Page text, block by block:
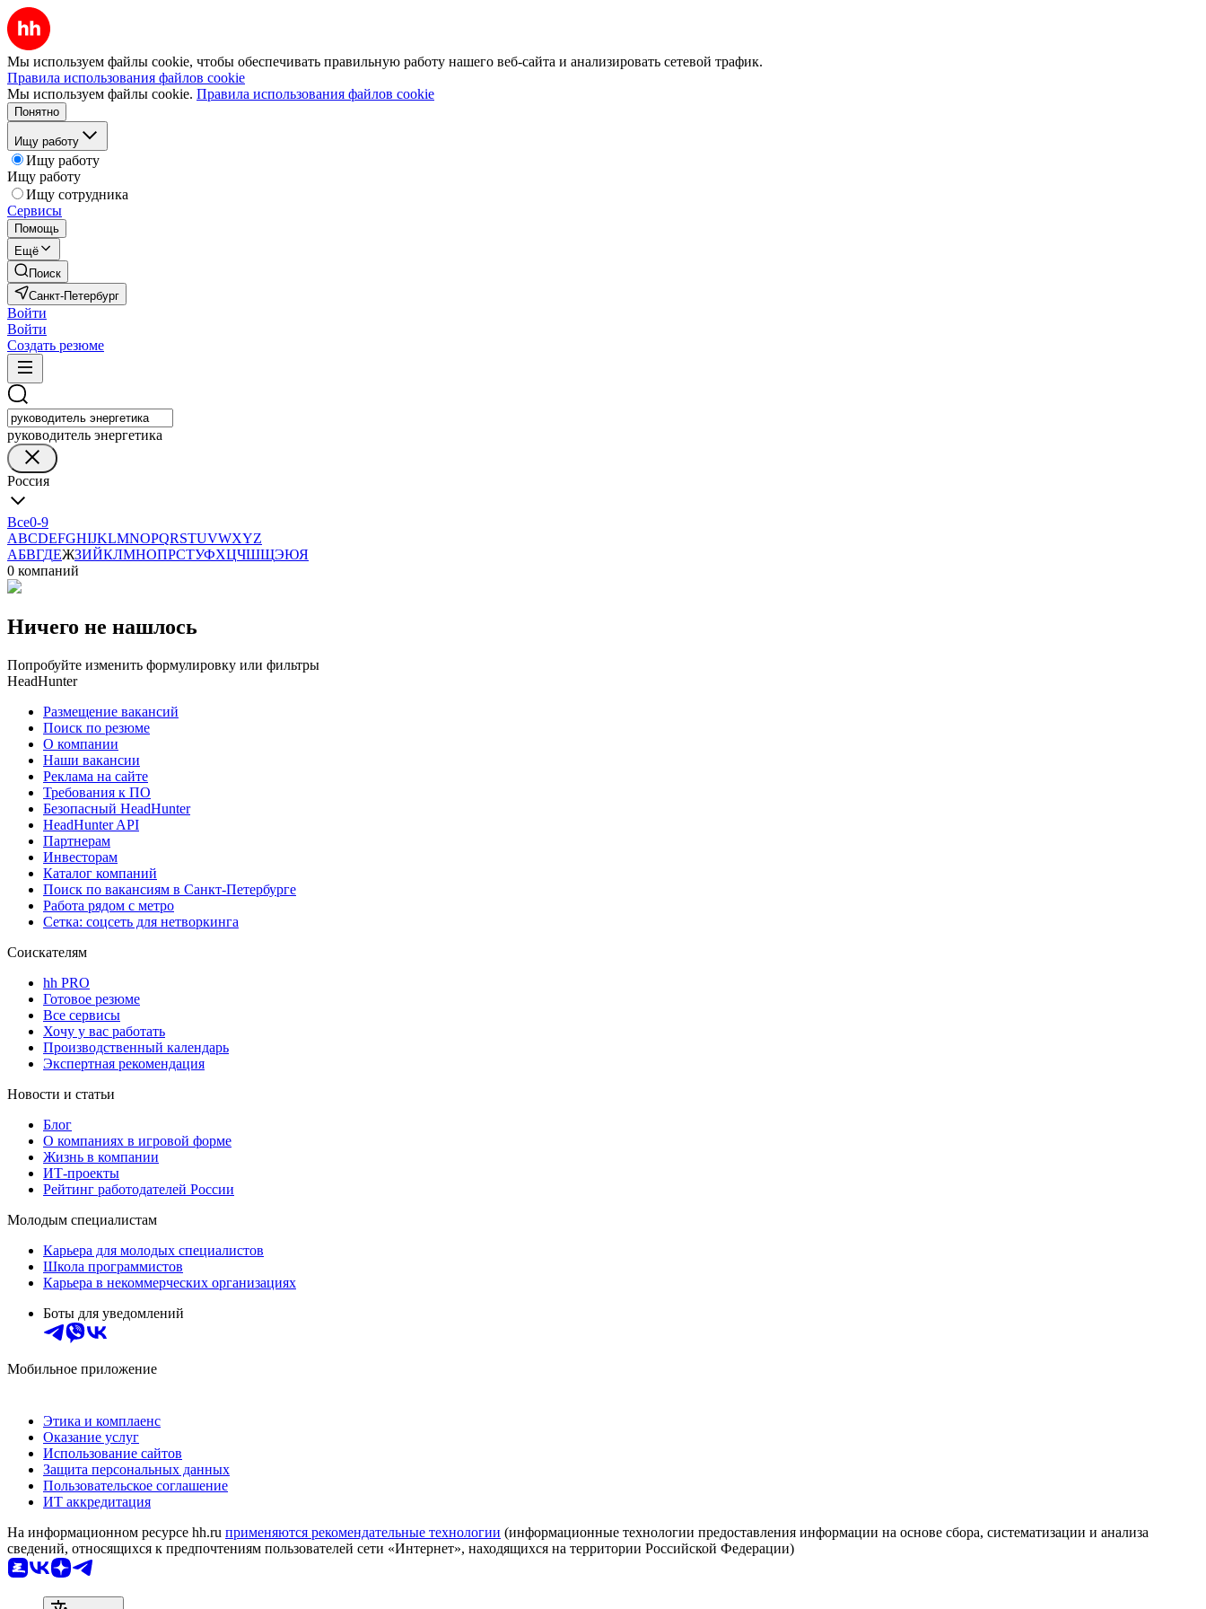
Мы используем файлы cookie, чтобы обеспечивать правильную работу нашего веб-сайта и анализировать сетевой трафик.
Правила использования файлов cookie
Мы используем файлы cookie. Правила использования файлов cookie
Понятно
Ищу работу
Ищу работу
Ищу работу
Ищу сотрудника
Сервисы
Помощь
Ещё
Поиск
Санкт-Петербург
Войти
Войти
Создать резюме
руководитель энергетика
Россия
Все0-9
ABCDEFGHIJKLMNOPQRSTUVWXYZ
АБВГДЕЖЗИЙКЛМНОПРСТУФХЦЧШЩЭЮЯ
0 компаний
Ничего не нашлось
Попробуйте изменить формулировку или фильтры
HeadHunter
Размещение вакансий
Поиск по резюме
О компании
Наши вакансии
Реклама на сайте
Требования к ПО
Безопасный HeadHunter
HeadHunter API
Партнерам
Инвесторам
Каталог компаний
Поиск по вакансиям в Санкт-Петербурге
Работа рядом с метро
Сетка: соцсеть для нетворкинга
Соискателям
hh PRO
Готовое резюме
Все сервисы
Хочу у вас работать
Производственный календарь
Экспертная рекомендация
Новости и статьи
Блог
О компаниях в игровой форме
Жизнь в компании
ИТ-проекты
Рейтинг работодателей России
Молодым специалистам
Карьера для молодых специалистов
Школа программистов
Карьера в некоммерческих организациях
Боты для уведомлений
Мобильное приложение
Этика и комплаенс
Оказание услуг
Использование сайтов
Защита персональных данных
Пользовательское соглашение
ИТ аккредитация
На информационном ресурсе hh.ru применяются рекомендательные технологии (информационные технологии предоставления информации на основе сбора, систематизации и анализа
сведений, относящихся к предпочтениям пользователей сети «Интернет», находящихся на территории Российской Федерации)